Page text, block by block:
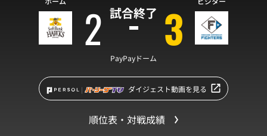
試合終了
2 3
PayPayドーム
ダイジェスト動画を見る
順位表・対戦成績